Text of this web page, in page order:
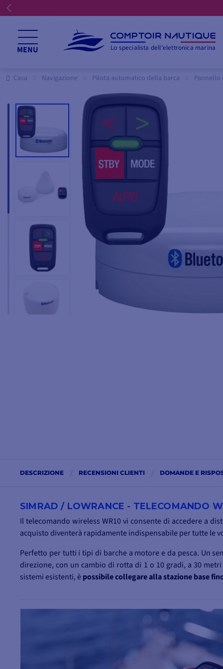
MENU Lo specialista dell'elettronica marina
Casa Navigazione Pilota automatico della barca
DESCRIZIONE RECENSIONI CLIENTI DOMANDE E
SIMRAD / LOWRANCE - TELECOMANDO
Il telecomando wireless WR10 vi consente di accedere a
acquisto diventerà rapidamente indispensabile per tutte le
Perfetto per tutti i tipi di barche a motore e da pesca. Un
direzione, con un cambio di rotta di 1 o 10 gradi, a 30
sistemi esistenti, èpossibile collegare alla stazione base